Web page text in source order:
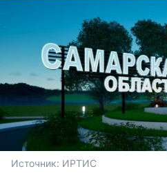
Источник: ИРТИС